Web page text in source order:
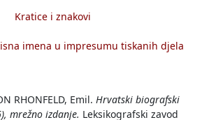
Kratice i znakovi
imena u impresumu tiskanih djela
RHONFELD, Emil. Hrvatski biografski
mrežno izdanje. Leksikografski zavod